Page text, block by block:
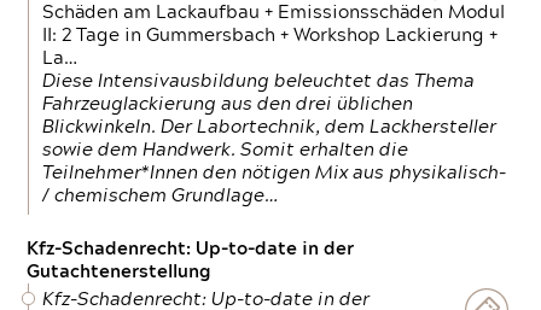
Schäden am Lackaufbau + Emissionsschäden Modul
II: 2 Tage in Gummersbach + Workshop Lackierung +
La…
Diese Intensivausbildung beleuchtet das Thema
Fahrzeuglackierung aus den drei üblichen
Blickwinkeln. Der Labortechnik, dem Lackhersteller
sowie dem Handwerk. Somit erhalten die
Teilnehmer*Innen den nötigen Mix aus physikalisch-
/ chemischem Grundlage…
Kfz-Schadenrecht: Up-to-date in der
Gutachtenerstellung
Kfz-Schadenrecht: Up-to-date in der